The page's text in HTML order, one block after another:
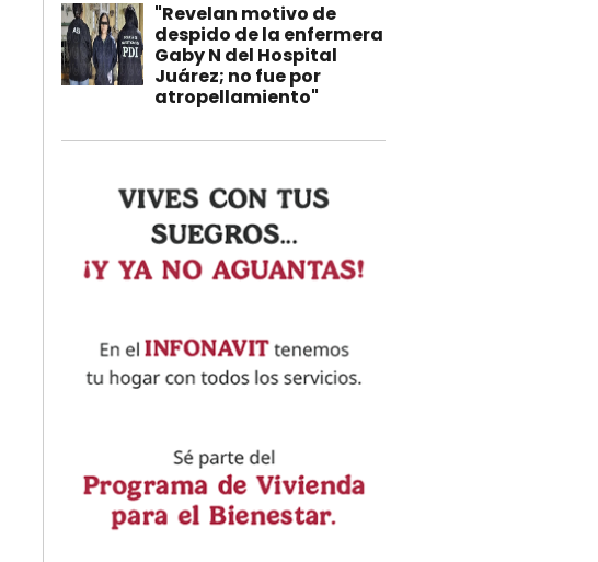
"Revelan motivo de
despido de la enfermera
Gaby N del Hospital
Juárez; no fue por
atropellamiento"